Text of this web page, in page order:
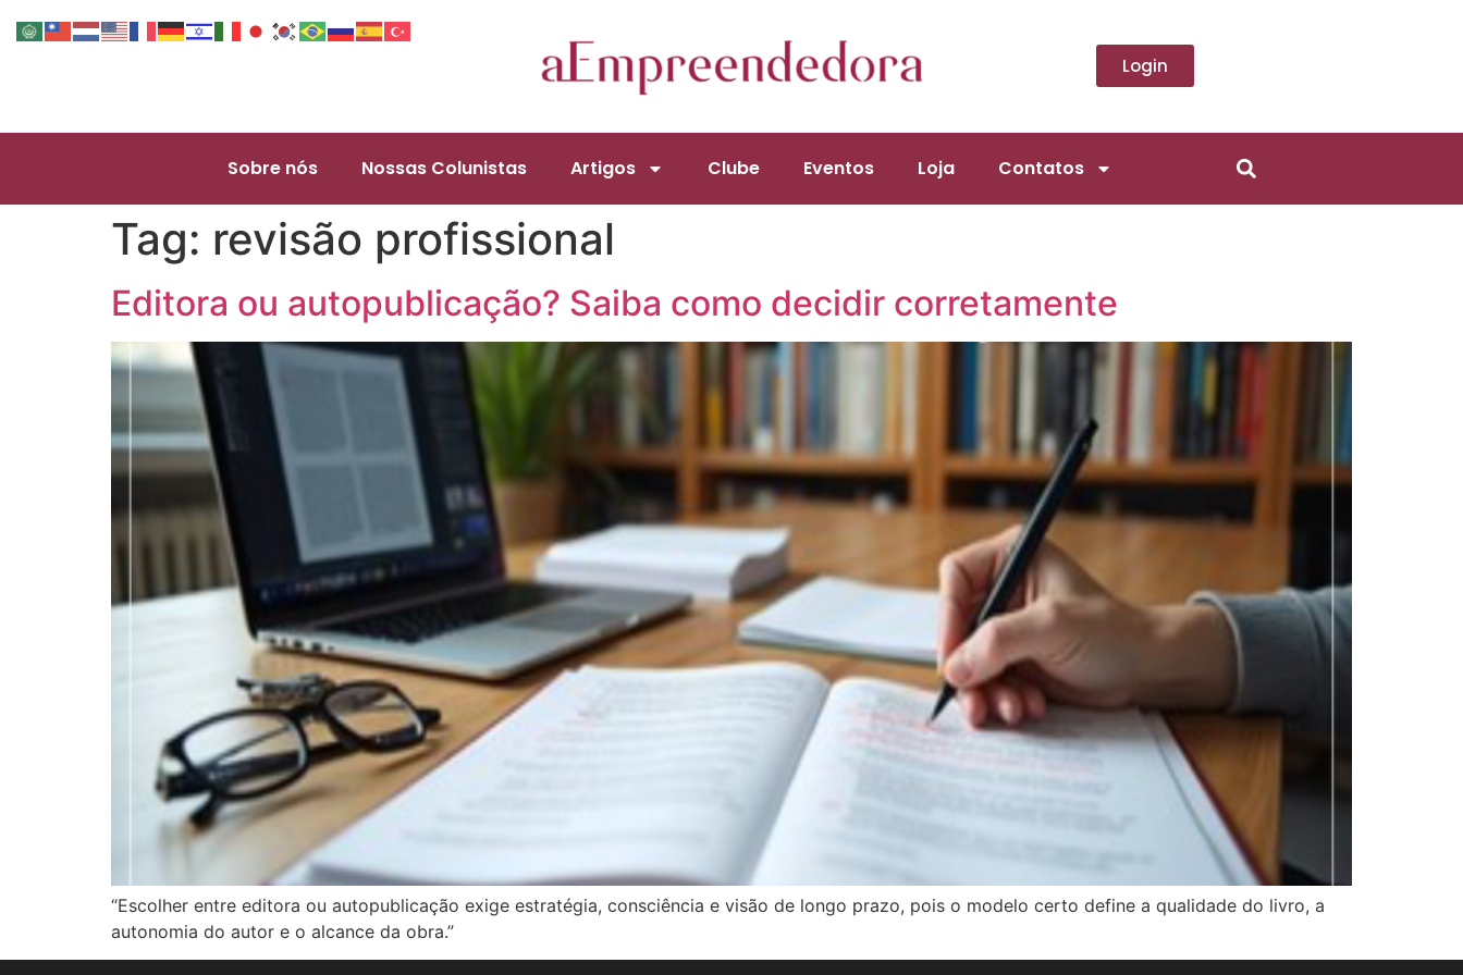
Login
Sobre nós Nossas Colunistas Artigos Clube Eventos Loja Contatos
Tag: revisão profissional
Editora ou autopublicação? Saiba como decidir corretamente
“Escolher entre editora ou autopublicação exige estratégia, consciência e visão de longo prazo, pois o modelo certo define a qualidade do livro, a
autonomia do autor e o alcance da obra.”